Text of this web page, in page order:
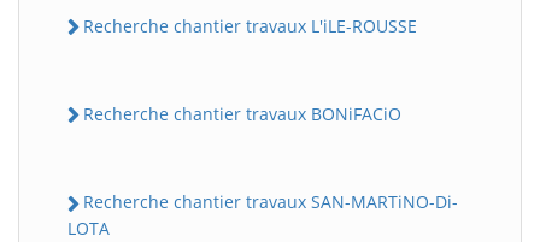
Recherche chantier travaux L'iLE-ROUSSE
Recherche chantier travaux BONiFACiO
Recherche chantier travaux SAN-MARTiNO-Di-
LOTA